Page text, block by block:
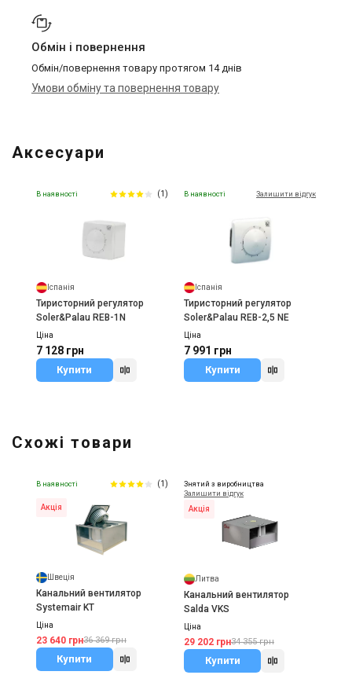
Обмін і повернення
Обмін/повернення товару протягом 14 днів
Умови обміну та повернення товару
Аксесуари
В наявності (1)
Іспанія
Тиристорний регулятор
Soler&Palau REB-1N
Ціна
7 128 грн
Купити
В наявності Залишити відгук
Іспанія
Тиристорний регулятор
Soler&Palau REB-2,5 NE
Ціна
7 991 грн
Купити
Схожі товари
В наявності (1)
Акція
Швеція
Канальний вентилятор
Systemair KT
Ціна
23 640 грн36 369 грн
Купити
Знятий з виробництва
Залишити відгук
Акція
Литва
Канальний вентилятор
Salda VKS
Ціна
29 202 грн34 355 грн
Купити